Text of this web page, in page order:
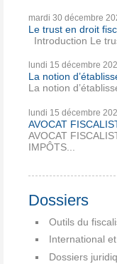
mardi 30 décembre
Le trust en droit
Introduction Le
lundi 15 décembre
La notion
La notion
lundi 15 décembre
AVOCAT
AVOCAT
IMPÔTS...
Dossiers
Outils du
International
Dossiers